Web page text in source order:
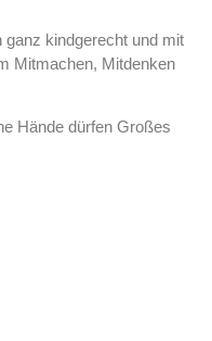
ganz kindgerecht und mit
Mitmachen, Mitdenken
Hände dürfen Großes